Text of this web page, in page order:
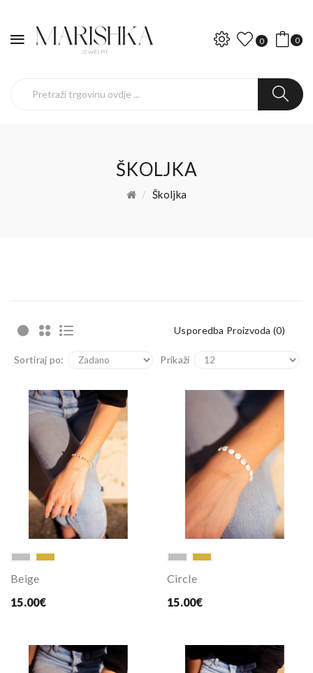
0 0
ŠKOLJKA
Školjka
Usporedba Proizvoda (0)
Sortiraj po: Prikaži
Beige
15.00€
Circle
15.00€